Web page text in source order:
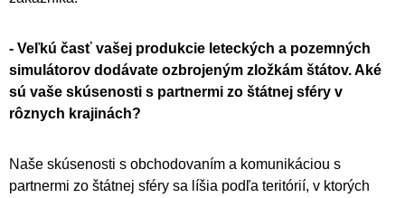
- Veľkú časť vašej produkcie leteckých a pozemných
simulátorov dodávate ozbrojeným zložkám štátov. Aké
sú vaše skúsenosti s partnermi zo štátnej sféry v
rôznych krajinách?
Naše skúsenosti s obchodovaním a komunikáciou s
partnermi zo štátnej sféry sa líšia podľa teritórií, v ktorých